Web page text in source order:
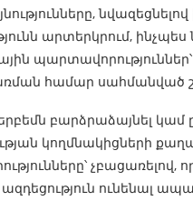
արտերկրում, ինչպես
համար սահմանված
բարձրաձայնել կամ
կողմնակիցների
չբացառելով,
ունենալ